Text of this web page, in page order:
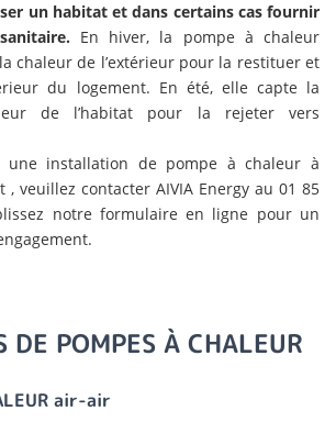
un habitat et dans certains cas fournir
En hiver, la pompe à chaleur
chaleur de l’extérieur pour la restituer et
du logement. En été, elle capte la
de l’habitat pour la rejeter vers
une installation de pompe à chaleur à
, veuillez contacter AIVIA Energy au 01 85
notre formulaire en ligne pour un
DE POMPES À CHALEUR
air-air